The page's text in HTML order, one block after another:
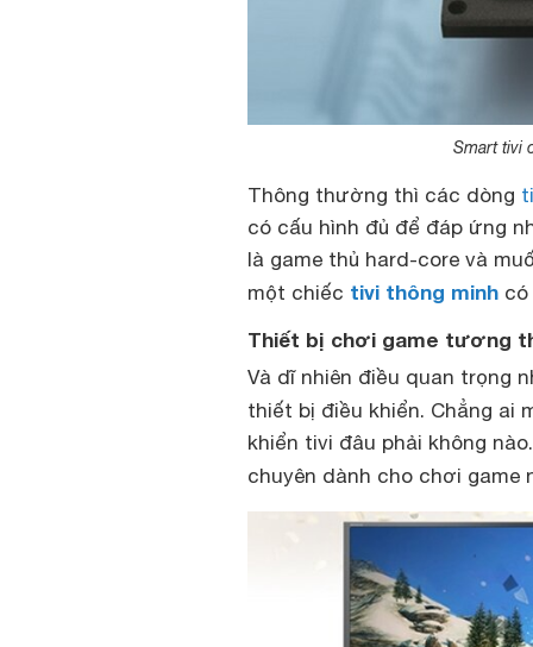
Smart tivi
Thông thường thì các dòng
có cấu hình đủ để đáp ứng
là game thủ hard-core và
một chiếc tivi thông minh có
Thiết bị chơi game tương
Và dĩ nhiên điều quan trọng
thiết bị điều khiển. Chẳng ai
khiển tivi đâu phải không
chuyên dành cho chơi game